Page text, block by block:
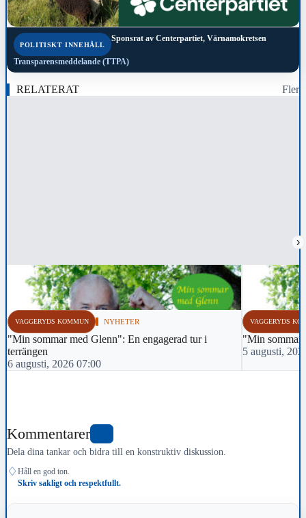
POLITISKT INNEHÅLL
Sponsrat av Centerpartiet, Värnamokretsen
Transparensmeddelande (TTPA)
RELATERAT Fler
›
VAGGERYDS KOMMUN NYHETER
"Min sommar med Glenn": En engagerad tur i
terrängen
6 augusti, 2026 07:00
VAGGERYDS
"Min sommar
5 augusti,
Kommentarer
Dela dina tankar och bidra till en konstruktiv diskussion.
♢ Håll en god ton.
Skriv sakligt och respektfullt.